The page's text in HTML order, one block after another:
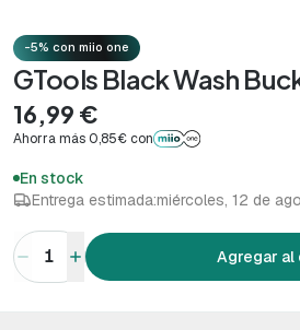
-5% con miio one
GTools Black Wash
16,99 €
Ahorra más 0,85€ con
En stock
Entrega estimada:miércoles, 12 de
1 Agregar al